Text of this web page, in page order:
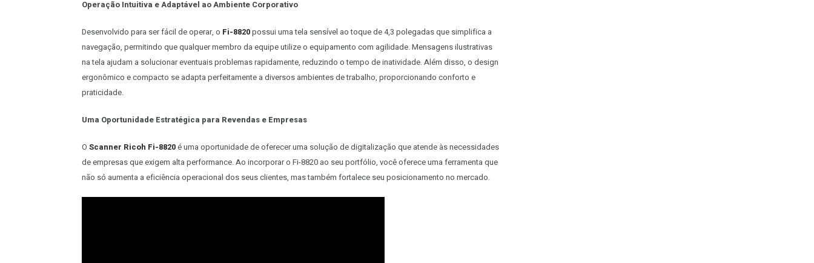
Operação Intuitiva e Adaptável ao Ambiente Corporativo
Desenvolvido para ser fácil de operar, o Fi-8820possui uma tela sensível ao toque de 4,3 polegadas que simplifica a
navegação, permitindo que qualquer membro da equipe utilize o equipamento com agilidade. Mensagens ilustrativas
na tela ajudam a solucionar eventuais problemas rapidamente, reduzindo o tempo de inatividade. Além disso, o design
ergonômico e compacto se adapta perfeitamente a diversos ambientes de trabalho, proporcionando conforto e
praticidade.
Uma Oportunidade Estratégica para Revendas e Empresas
O Scanner Ricoh Fi-8820é uma oportunidade de oferecer uma solução de digitalização que atende às necessidades
de empresas que exigem alta performance. Ao incorporar o Fi-8820 ao seu portfólio, você oferece uma ferramenta que
não só aumenta a eficiência operacional dos seus clientes, mas também fortalece seu posicionamento no mercado.